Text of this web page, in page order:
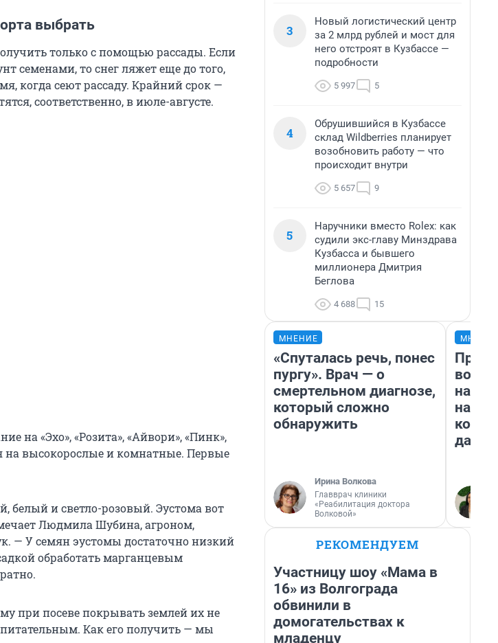
выбрать
только с помощью рассады. Если
семенами, то снег ляжет еще до того,
когда сеют рассаду. Крайний срок —
соответственно, в июле-августе.
на «Эхо», «Розита», «Айвори», «Пинк»,
на высокорослые и комнатные. Первые
и светло-розовый. Эустома вот
Людмила Шубина, агроном,
— У семян эустомы достаточно низкий
обработать марганцевым
при посеве покрывать землей их не
Как его получить — мы
3
Новый логистический центр
за 2 млрд рублей и мост для
него отстроят в Кузбассе —
подробности
5 997 5
4
Обрушившийся в Кузбассе
склад Wildberries планирует
возобновить работу — что
происходит внутри
5 657 9
5
Наручники вместо Rolex: как
судили экс-главу Минздрава
Кузбасса и бывшего
миллионера Дмитрия
Беглова
4 688 15
МНЕНИЕ
«Спуталась речь, понес
пургу». Врач — о
смертельном диагнозе,
который сложно
обнаружить
Ирина Волкова
Главврач клиники
«Реабилитация доктора
Волковой»
нам
даже
РЕКОМЕНДУЕМ
Участницу шоу «Мама в
16» из Волгограда
обвинили в
домогательствах к
младенцу